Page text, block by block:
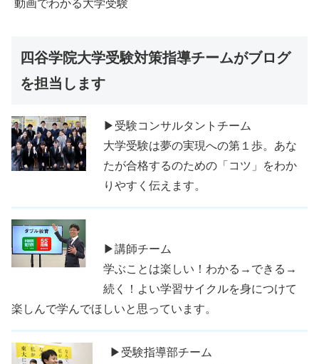
動画でわかる大学受験
四谷学院大学受験対策指導チームがブログ
を担当します
▶受験コンサルタントチーム
大学受験は夢の実現への第１歩。あな
たが合格するのための「コツ」をわか
りやすく伝えます。
▶講師チーム
学ぶことは楽しい！わかる→できる→
続く！よい学習サイクルを身につけて
楽しんで学んでほしいと思っています。
▶受験指導部チーム